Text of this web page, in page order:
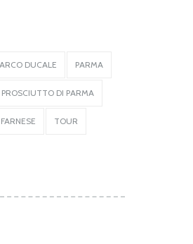
DUCALE PARMA
PROSCIUTTO DI PARMA
TOUR